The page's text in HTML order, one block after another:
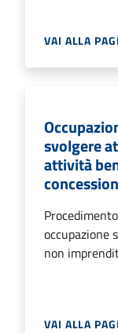
VAI ALLA
svolgere
attività
occupazione
non
VAI ALLA